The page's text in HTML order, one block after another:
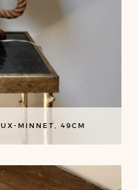
MINNET, 49CM